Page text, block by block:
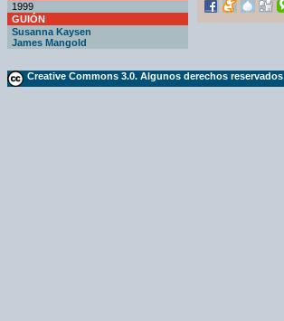
1999
GUIÓN
Susanna Kaysen
James Mangold
Creative Commons 3.0. Algunos derechos reservados